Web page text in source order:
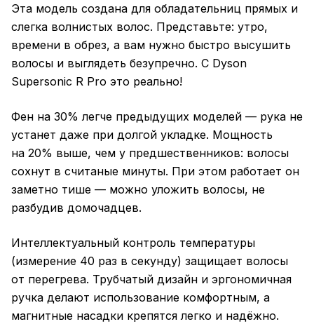
Эта модель создана для обладательниц прямых и
слегка волнистых волос. Представьте: утро,
времени в обрез, а вам нужно быстро высушить
волосы и выглядеть безупречно. С Dyson
Supersonic R Pro это реально!
Фен на 30% легче предыдущих моделей — рука не
устанет даже при долгой укладке. Мощность
на 20% выше, чем у предшественников: волосы
сохнут в считаные минуты. При этом работает он
заметно тише — можно уложить волосы, не
разбудив домочадцев.
Интеллектуальный контроль температуры
(измерение 40 раз в секунду) защищает волосы
от перегрева. Трубчатый дизайн и эргономичная
ручка делают использование комфортным, а
магнитные насадки крепятся легко и надёжно.